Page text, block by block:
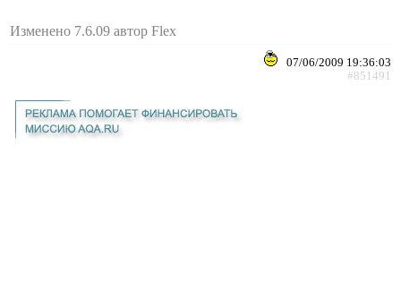
Изменено 7.6.09 автор Flex
07/06/2009 19:36:03
#851491